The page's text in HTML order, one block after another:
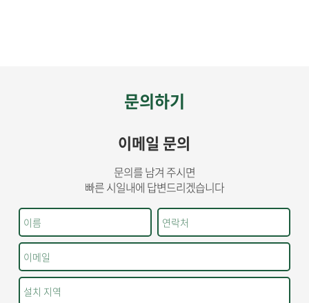
문의하기
이메일 문의
문의를 남겨 주시면
빠른 시일내에 답변드리겠습니다